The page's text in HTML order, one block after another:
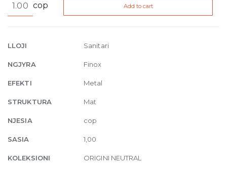
Neutral
mixer
waste
149
Brushed
Nickel
cop Add to cart
LLOJI Sanitari
NGJYRA Finox
EFEKTI Metal
STRUKTURA Mat
NJESIA cop
SASIA 1,00
KOLEKSIONI ORIGINI NEUTRAL